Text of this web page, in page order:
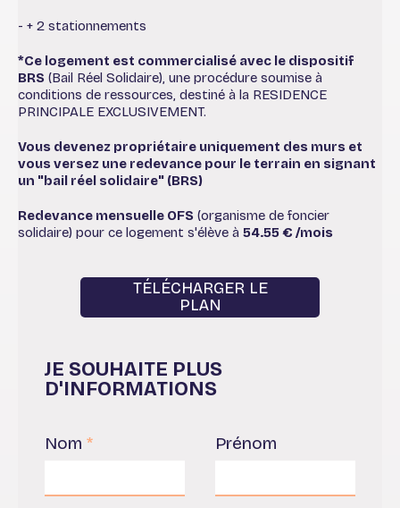
- + 2 stationnements
*Ce logement est commercialisé avec le dispositif
BRS (Bail Réel Solidaire), une procédure soumise à
conditions de ressources, destiné à la RESIDENCE
PRINCIPALE EXCLUSIVEMENT.
Vous devenez propriétaire uniquement des murs et
vous versez une redevance pour le terrain en signant
un "bail réel solidaire" (BRS)
Redevance mensuelle OFS (organisme de foncier
solidaire) pour ce logement s'élève à 54.55 € /mois
TÉLÉCHARGER LE
PLAN
JE SOUHAITE PLUS
D'INFORMATIONS
Nom * Prénom